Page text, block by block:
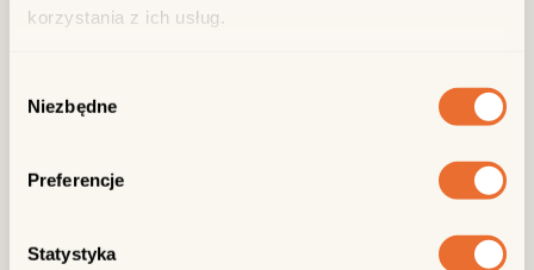
korzystania z ich usług.
zgody
Niezbędne
Preferencje
Statystyka